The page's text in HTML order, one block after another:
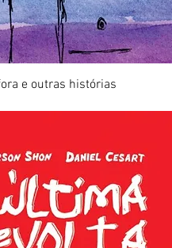
rápida
e outras histórias